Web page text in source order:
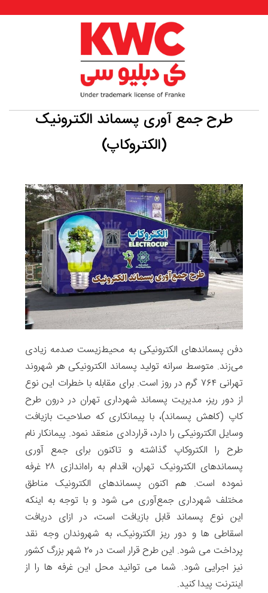
طرح جمع آوری پسماند الکترونیک
(الکتروکاپ)
دفن پسماندهای الکترونیکی به محیط‌زیست صدمه زیادی
می‌زند. متوسط سرانه تولید پسماند الکترونیکی هر شهروند
تهرانی ۷۶۴ گرم در روز است. برای مقابله با خطرات این نوع
از دور ریز، مدیریت پسماند شهرداری تهران در درون طرح
کاپ (کاهش پسماند)، با پیمانکاری که صلاحیت بازیافت
وسایل الکترونیکی را دارد، قراردادی منعقد نمود. پیمانکار نام
طرح را الکتروکاپ گذاشته و تاکنون برای جمع آوری
پسماندهای الکترونیک تهران، اقدام به راه‌اندازی ۲۸ غرفه
نموده است. هم اکنون پسماندهای الکترونیک مناطق
مختلف شهرداری جمع‌آوری می شود و با توجه به اینکه
این نوع پسماند قابل بازیافت است، در ازای دریافت
اسقاطی ها و دور ریز الکترونیک، به شهروندان وجه نقد
پرداخت می‌ شود. این طرح قرار است در ۲۰ شهر بزرگ کشور
نیز اجرایی شود. شما می توانید محل این غرفه ها را از
اینترنت پیدا کنید.